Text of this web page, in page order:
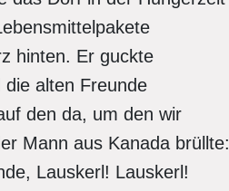
hinten. Er guckte
alten Freunde
den da, um den wir
Mann aus Kanada brüllte:
Lauskerl! Lauskerl!